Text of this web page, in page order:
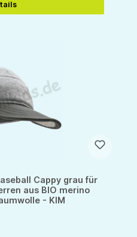
Cappy grau für
aus BIO merino
- KIM